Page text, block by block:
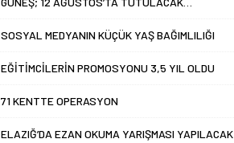
SOSYAL MEDYANIN KÜÇÜK YAŞ BAĞIMLILIĞI
EĞİTİMCİLERİN PROMOSYONU 3,5 YIL OLDU
71 KENTTE OPERASYON
ELAZIĞ’DA EZAN OKUMA YARIŞMASI YAPILACAK